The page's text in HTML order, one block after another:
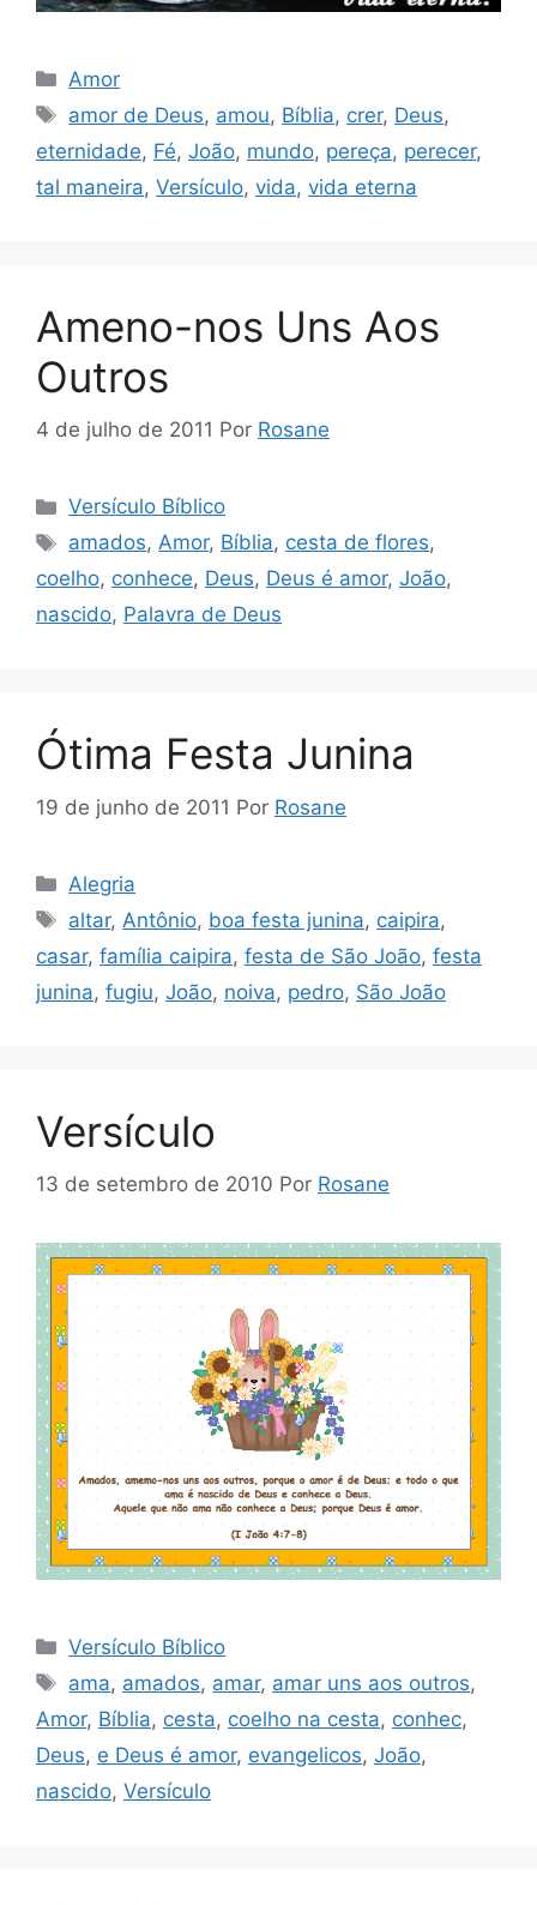
Categorias
Amor
Tags
amor de Deus, amou, Bíblia, crer, Deus,
eternidade, Fé, João, mundo, pereça, perecer,
tal maneira, Versículo, vida, vida eterna
Ameno-nos Uns Aos
Outros
4 de julho de 2011 Por Rosane
Categorias
Versículo Bíblico
Tags
amados,Amor, Bíblia, cesta de flores,
coelho, conhece, Deus, Deus é amor, João,
nascido, Palavra de Deus
Ótima Festa Junina
19 de junho de 2011 Por Rosane
Categorias
Alegria
Tags
altar, Antônio, boa festa junina, caipira,
casar, família caipira, festa de São João, festa
junina, fugiu, João, noiva, pedro, São João
Versículo
13 de setembro de 2010 Por Rosane
Categorias
Versículo Bíblico
Tags
ama, amados, amar, amar uns aos outros,
Amor, Bíblia, cesta, coelho na cesta, conhec,
Deus, e Deus é amor, evangelicos, João,
nascido, Versículo